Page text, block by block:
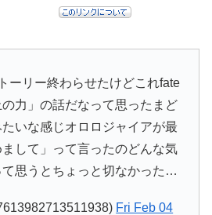
ーリー終わらせたけどこれfate
力」の話だなって思ったまど
いな感じオロロジャイアが最
して」って言ったのどんな気
思うとちょっと切なかった…
Fri Feb 04